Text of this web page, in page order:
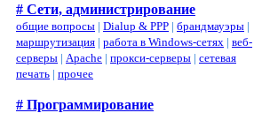
# Сети, администрирование
общие вопросы | Dialup & PPP | брандмауэры |
маршрутизация | работа в Windows-сетях | веб-
серверы | Apache | прокси-серверы | сетевая
печать | прочее
# Программирование